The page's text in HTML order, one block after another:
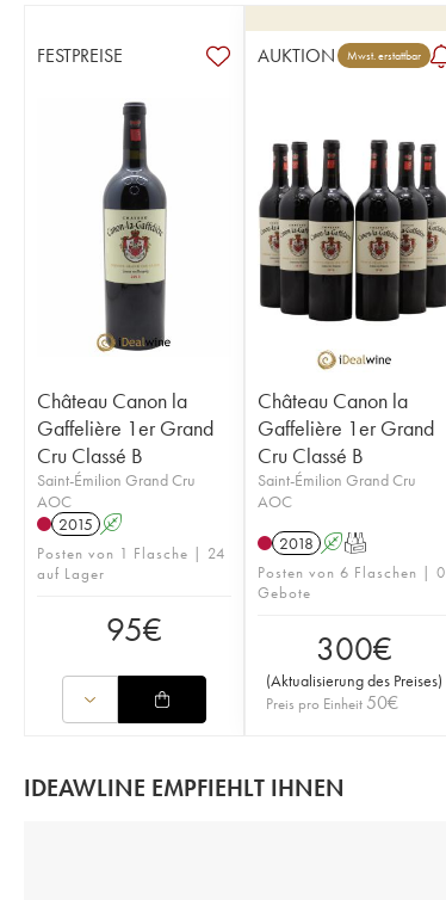
FESTPREISE
Château Canon la
Gaffelière 1er Grand
Cru Classé B
Saint-Émilion Grand Cru
AOC
2015 A
Posten von 1 Flasche | 24
auf Lager
95€
AUKTION Mwst. erstattbar
Château Canon la
Gaffelière 1er Grand
Cru Classé B
Saint-Émilion Grand Cru
AOC
2018 AT
Posten von 6 Flaschen | 0
Gebote
300€
(Aktualisierung des Preises)
Preis pro Einheit 50€
IDEAWLINE EMPFIEHLT IHNEN